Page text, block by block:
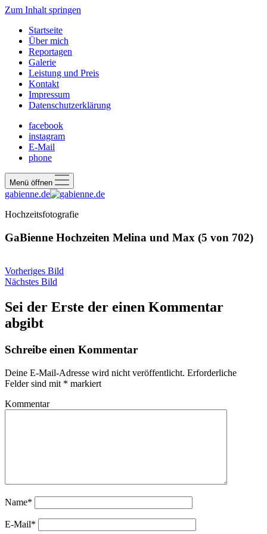
Zum Inhalt springen
Startseite
Über mich
Reportagen
Galerie
Leistung und Preis
Kontakt
Impressum
Datenschutzerklärung
facebook
instagram
E-Mail
phone
Menü öffnen
gabienne.de
Hochzeitsfotografie
GaBienne Hochzeiten Melina und Max (5 von 702)
Vorheriges Bild
Nächstes Bild
Sei der Erste der einen Kommentar
abgibt
Schreibe einen Kommentar
Deine E-Mail-Adresse wird nicht veröffentlicht. Erforderliche
Felder sind mit * markiert
Kommentar
Name*
E-Mail*